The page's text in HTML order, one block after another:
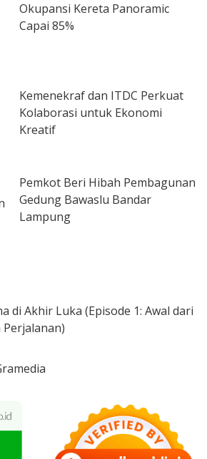
Okupansi Kereta Panoramic
Capai 85%
Kemenekraf dan ITDC Perkuat
Kolaborasi untuk Ekonomi
Kreatif
Pemkot Beri Hibah Pembagunan
Gedung Bawaslu Bandar
Lampung
di Akhir Luka (Episode 1: Awal dari
Perjalanan)